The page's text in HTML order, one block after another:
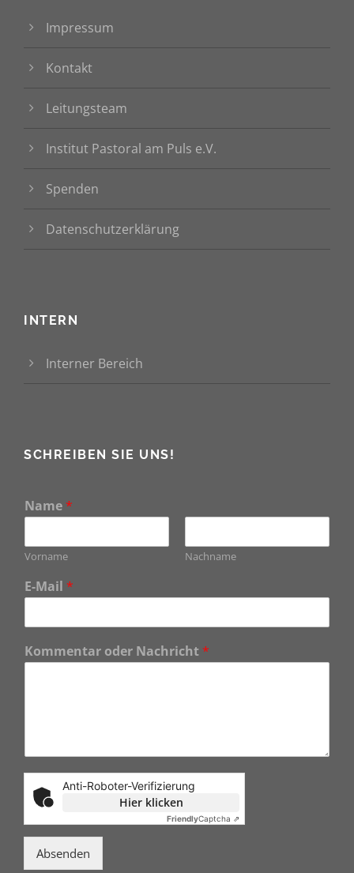
Impressum
Kontakt
Leitungsteam
Institut Pastoral am Puls e.V.
Spenden
Datenschutzerklärung
INTERN
Interner Bereich
SCHREIBEN SIE UNS!
Name *
Vorname Nachname
E-Mail *
Kommentar oder Nachricht *
Anti-Roboter-Verifizierung
Hier klicken
FriendlyCaptcha ⇗
Absenden